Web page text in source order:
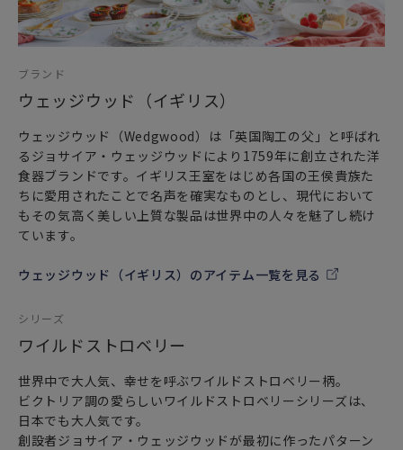
ブランド
ウェッジウッド（イギリス）
ウェッジウッド（Wedgwood）は「英国陶工の父」と呼ばれ
るジョサイア・ウェッジウッドにより1759年に創立された洋
食器ブランドです。イギリス王室をはじめ各国の王侯貴族た
ちに愛用されたことで名声を確実なものとし、現代において
もその気高く美しい上質な製品は世界中の人々を魅了し続け
ています。
ウェッジウッド（イギリス）のアイテム一覧を見る
シリーズ
ワイルドストロベリー
世界中で大人気、幸せを呼ぶワイルドストロベリー柄。
ビクトリア調の愛らしいワイルドストロベリーシリーズは、
日本でも大人気です。
創設者ジョサイア・ウェッジウッドが最初に作ったパターン